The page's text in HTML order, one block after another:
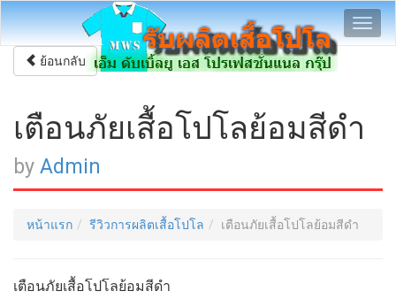
ย้อนกลับ
เตือนภัยเสื้อโปโลย้อมสีดำ
by Admin
หน้าแรก รีวิวการผลิตเสื้อโปโล เตือนภัยเสื้อโปโลย้อมสีดำ
เตือนภัยเสื้อโปโลย้อมสีดำ